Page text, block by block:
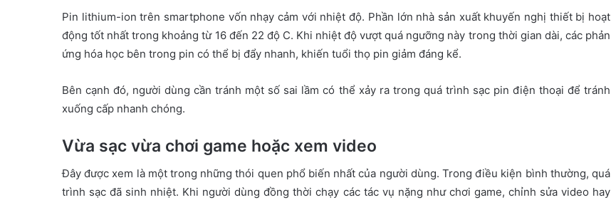
Pin lithium-ion trên smartphone vốn nhạy cảm với nhiệt độ. Phần lớn nhà sản xuất khuyến nghị thiết bị hoạt
động tốt nhất trong khoảng từ 16 đến 22 độ C. Khi nhiệt độ vượt quá ngưỡng này trong thời gian dài, các phản
ứng hóa học bên trong pin có thể bị đẩy nhanh, khiến tuổi thọ pin giảm đáng kể.
Bên cạnh đó, người dùng cần tránh một số sai lầm có thể xảy ra trong quá trình sạc pin điện thoại để tránh
xuống cấp nhanh chóng.
Vừa sạc vừa chơi game hoặc xem video
Đây được xem là một trong những thói quen phổ biến nhất của người dùng. Trong điều kiện bình thường, quá
trình sạc đã sinh nhiệt. Khi người dùng đồng thời chạy các tác vụ nặng như chơi game, chỉnh sửa video hay